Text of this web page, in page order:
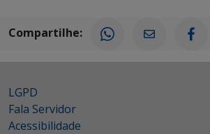
Compartilhe:
LGPD
Fala Servidor
Acessibilidade